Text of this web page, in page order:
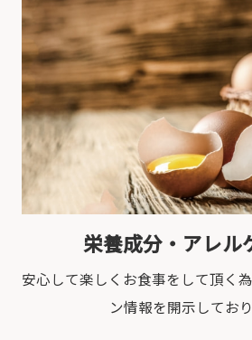
栄養成分・アレル
安心して楽しくお食事をして頂く
ン情報を開示しており